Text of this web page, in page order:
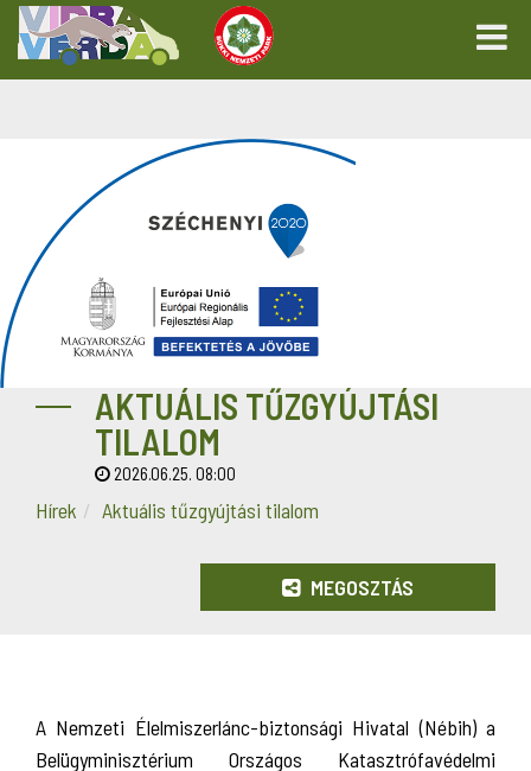
AKTUÁLIS TŰZGYÚJTÁSI
TILALOM
2026.06.25. 08:00
Hírek Aktuális tűzgyújtási tilalom
MEGOSZTÁS
A Nemzeti Élelmiszerlánc-biztonsági Hivatal (Nébih) a
Belügyminisztérium Országos Katasztrófavédelmi